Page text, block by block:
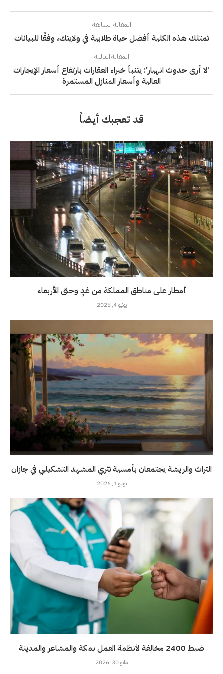
المقالة السابقة
تمتلك هذه الكلية أفضل حياة طلابية في ولايتك، وفقًا للبيانات
المقالة التالية
‘لا أرى حدوث انهيار’: يتنبأ خبراء العقارات بارتفاع أسعار الإيجارات
العالية وأسعار المنازل المستمرة
قد تعجبك أيضاً
أمطار على مناطق المملكة من غدٍ وحتى الأربعاء
يونيو 4, 2026
التراث والريشة يجتمعان بأمسية تثري المشهد التشكيلي في جازان
يونيو 1, 2026
ضبط 2400 مخالفة لأنظمة العمل بمكة والمشاعر والمدينة
مايو 30, 2026